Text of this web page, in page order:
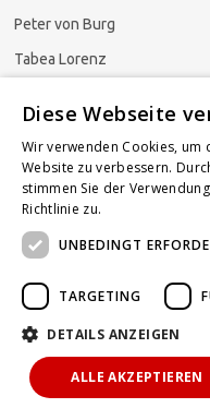
Peter von Burg
Tabea Lorenz
Newsletter
IMPRESSUM
Diese Webseite
Wir verwenden Cookies,
Website zu verbessern.
stimmen Sie der
Richtlinie zu.
UNBEDINGT
TARGETING
DETAILS ANZEIGEN
ALLE AKZEPTIEREN